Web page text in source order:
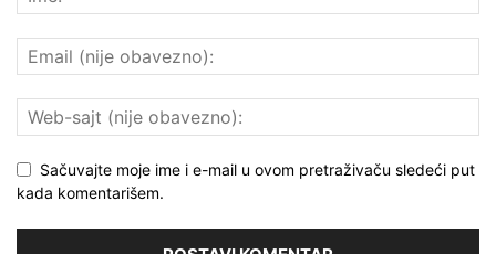
Sačuvajte moje ime i e-mail u ovom pretraživaču sledeći put
kada komentarišem.